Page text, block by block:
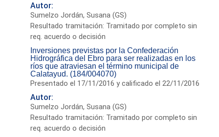
Autor:
Sumelzo Jordán, Susana (GS)
Resultado tramitación: Tramitado por completo sin
req. acuerdo o decisión
Inversiones previstas por la Confederación
Hidrográfica del Ebro para ser realizadas en los
ríos que atraviesan el término municipal de
Calatayud. (184/004070)
Presentado el 17/11/2016 y calificado el 22/11/2016
Autor:
Sumelzo Jordán, Susana (GS)
Resultado tramitación: Tramitado por completo sin
req. acuerdo o decisión